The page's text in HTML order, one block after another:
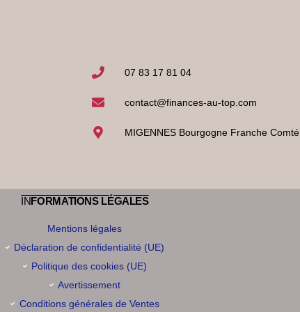
07 83 17 81 04
contact@finances-au-top.com
MIGENNES Bourgogne Franche Comté
IN FORMATIONS LÉGALES
Mentions légales
Déclaration de confidentialité (UE)
Politique des cookies (UE)
Avertissement
Conditions générales de Ventes